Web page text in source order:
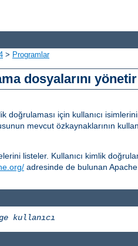
> Programlar
dosyalarını yönetir
doğrulaması için kullanıcı
mevcut özkaynaklarının
listeler. Kullanıcı kimlik
adresinde de bulunan
kullanıcı